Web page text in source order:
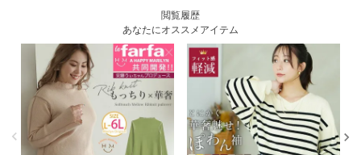
閲覧履歴
あなたにオススメアイテム